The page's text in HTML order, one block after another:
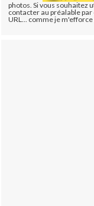
photos. Si vous souhaitez
contacter au préalable
URL... comme je